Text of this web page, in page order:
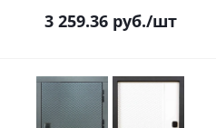
3 259.36руб./шт